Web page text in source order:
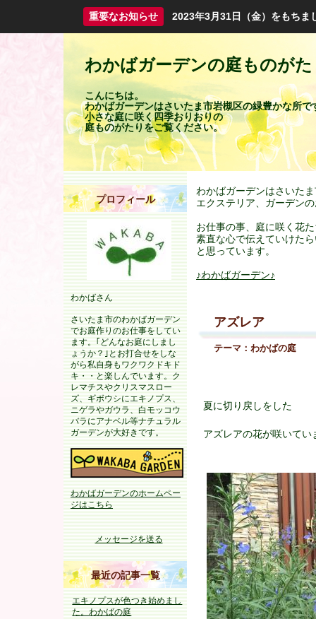
重要なお知らせ 2023年3月31日（金）をもちま
わかばガーデンの庭ものが
こんにちは。
わかばガーデンはさいたま市岩槻区の緑豊かな所で
小さな庭に咲く四季おりおりの
庭ものがたりをご覧ください。
わかばガーデンはさいた
エクステリア、ガーデン
お仕事の事、庭に咲く花
素直な心で伝えていけた
と思っています。
♪わかばガーデン♪
アズレア
テーマ： わかばの庭
夏に切り戻しをした
アズレアの花が咲いてい
プロフィール
わかばさん
さいたま市のわかばガーデン
でお庭作りのお仕事をしてい
ます。｢どんなお庭にしまし
ょうか？｣とお打合せをしな
がら私自身もワクワクドキド
キ・・と楽しんでいます。ク
レマチスやクリスマスロー
ズ、ギボウシにエキノプス、
ニゲラやガウラ、白モッコウ
バラにアナベル等ナチュラル
ガーデンが大好きです。
わかばガーデンのホームペー
ジはこちら
メッセージを送る
最近の記事一覧
エキノプスが色つき始めまし
た。わかばの庭